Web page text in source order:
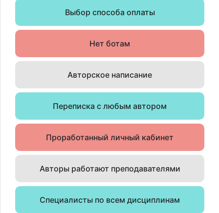
Выбор способа оплаты
Нет ботам
Авторское написание
Переписка с любым автором
Проработанный личный кабинет
Авторы работают преподавателями
Специалисты по всем дисциплинам